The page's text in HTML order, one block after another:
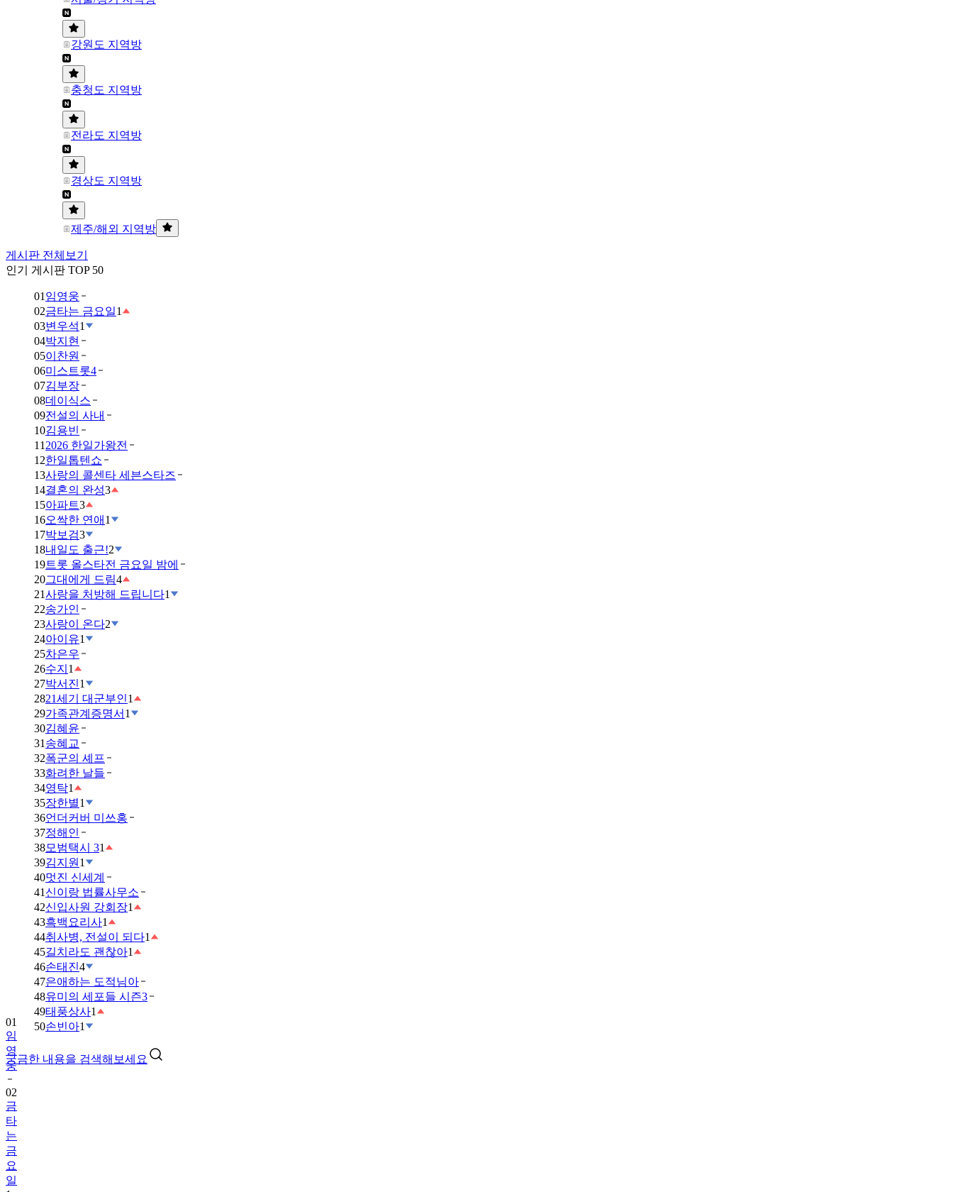
강원도 지역방
충청도 지역방
전라도 지역방
경상도 지역방
제주/해외 지역방
게시판 전체보기
인기 게시판 TOP 50
01 임영웅
02금타는 금요일1
03변우석1
04박지현
05이찬원
06미스트롯4
07김부장
08데이식스
09전설의 사내
10김용빈
11 2026 한일가왕전
12한일톱텐쇼
13사랑의 콜센타 세븐스타즈
14결혼의 완성3
15아파트3
16오싹한 연애 1
17박보검3
18내일도 출근!2
19트롯 올스타전 금요일 밤에
20그대에게 드림4
21사랑을 처방해 드립니다1
22송가인
23사랑이 온다2
24아이유1
25차은우
26수지 1
27박서진1
2821세기 대군부인1
29가족관계증명서 1
30김혜윤
31 송혜교
32폭군의 셰프
33화려한 날들
34영탁1
35장한별1
36언더커버 미쓰홍
37정해인
38모범택시 31
39김지원 1
40멋진 신세계
41 신이랑 법률사무소
42신입사원 강회장1
43흑백요리사1
44취사병, 전설이 되다1
45길치라도 괜찮아1
46손태진4
47은애하는 도적님아
48유미의 세포들 시즌3
49태풍상사1
50손빈아1
궁금한 내용을 검색해보세요
01
임
영
웅
02
금
타
는
금
요
일